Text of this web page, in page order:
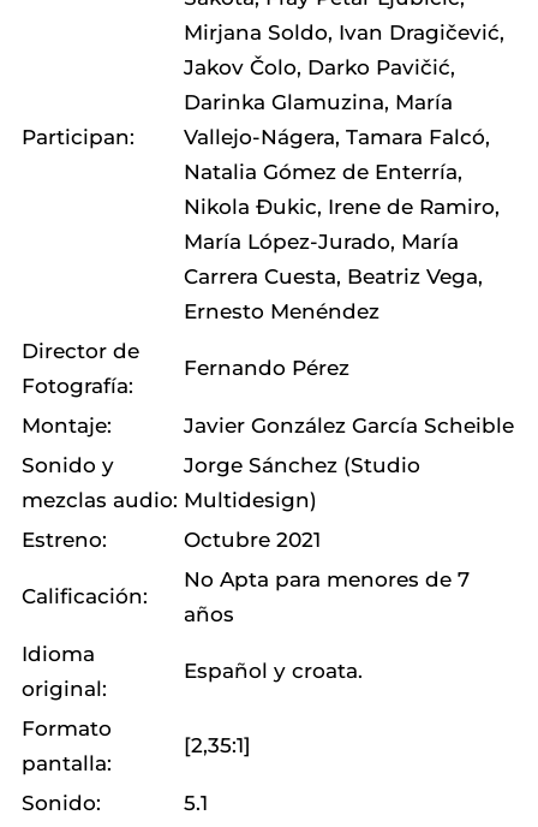
Participan:
Mirjana Soldo, Ivan Dragičević,
Jakov Čolo, Darko Pavičić,
Darinka Glamuzina, María
Vallejo-Nágera, Tamara Falcó,
Natalia Gómez de Enterría,
Nikola Đukic, Irene de Ramiro,
María López-Jurado, María
Carrera Cuesta, Beatriz Vega,
Ernesto Menéndez
Director de
Fotografía:
Fernando Pérez
Montaje:
Javier González García Scheible
Sonido y
mezclas audio:
Jorge Sánchez (Studio
Multidesign)
Estreno:
Octubre 2021
Calificación:
No Apta para menores de 7
años
Idioma
original:
Español y croata.
Formato
pantalla:
[2,35:1]
Sonido:
5.1